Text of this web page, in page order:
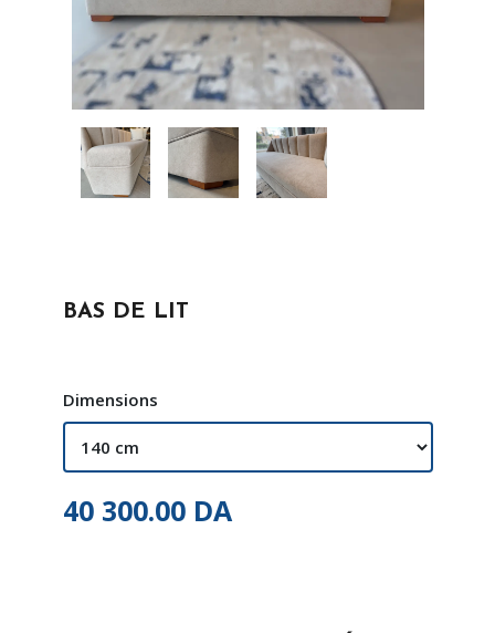
BAS DE LIT
Dimensions
40 300.00 DA